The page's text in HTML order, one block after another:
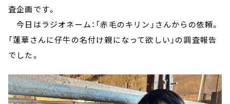
査企画です。
今日はラジオネーム：「赤毛のキリン」さんからの依頼。
「蓮華さんに仔牛の名付け親になって欲しい」の調査報告
でした。